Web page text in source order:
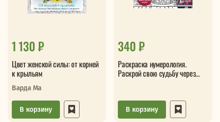
1 130 ₽
Цвет женской силы: от корней
к крыльям
Варда Ма
В корзину
340 ₽
Раскраска нумерология.
Раскрой свою судьбу через
В корзину